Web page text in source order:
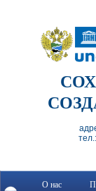
О нас